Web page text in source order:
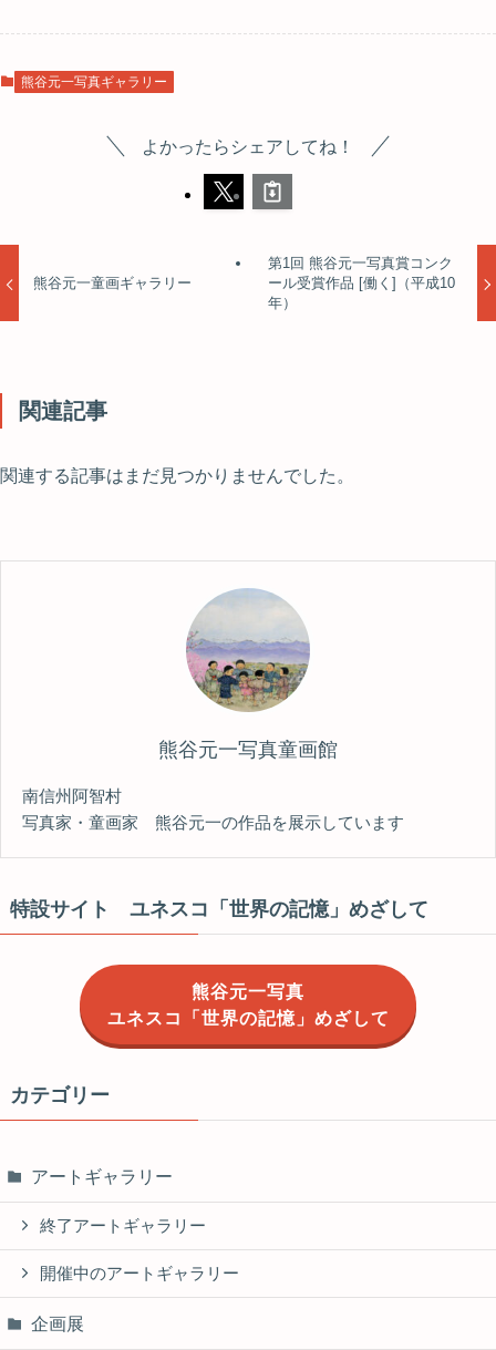
熊谷元一写真ギャラリー
よかったらシェアしてね！
熊谷元一童画ギャラリー
第1回 熊谷元一写真賞コンク
ール受賞作品 [働く]（平成10
年）
関連記事
関連する記事はまだ見つかりませんでした。
熊谷元一写真童画館
南信州阿智村
写真家・童画家 熊谷元一の作品を展示しています
特設サイト ユネスコ「世界の記憶」めざして
熊谷元一写真
ユネスコ「世界の記憶」めざして
カテゴリー
アートギャラリー
終了アートギャラリー
開催中のアートギャラリー
企画展